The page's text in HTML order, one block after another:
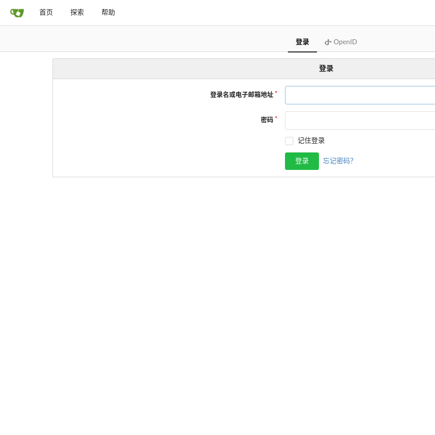
首页 探索 帮助
登录 OpenID
登录
登录名或电子邮箱地址
密码
记住登录
登录 忘记密码？